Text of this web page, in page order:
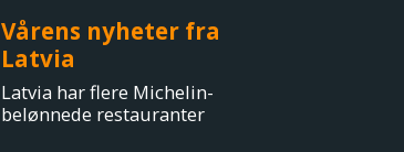
Vårens nyheter fra
Latvia
Latvia har flere Michelin-
belønnede restauranter